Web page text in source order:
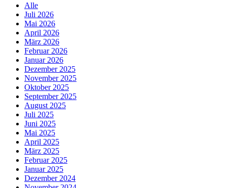
Alle
Juli 2026
Mai 2026
April 2026
März 2026
Februar 2026
Januar 2026
Dezember 2025
November 2025
Oktober 2025
September 2025
August 2025
Juli 2025
Juni 2025
Mai 2025
April 2025
März 2025
Februar 2025
Januar 2025
Dezember 2024